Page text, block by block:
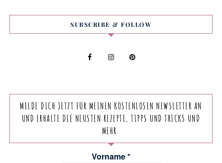
SUBSCRIBE & FOLLOW
MELDE DICH JETZT FÜR MEINEN KOSTENLOSEN NEWSLETTER AN
UND ERHALTE DIE NEUSTEN REZEPTE, TIPPS UND TRICKS UND
MEHR.
Vorname*